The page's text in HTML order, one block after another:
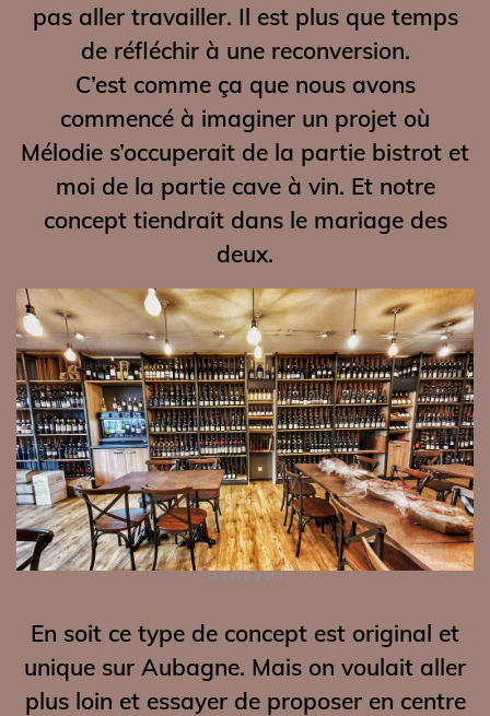
pas aller travailler. Il est plus que temps
de réfléchir à une reconversion.
C’est comme ça que nous avons
commencé à imaginer un projet où
Mélodie s’occuperait de la partie bistrot et
moi de la partie cave à vin. Et notre
concept tiendrait dans le mariage des
deux.
la cave à vin
En soit ce type de concept est original et
unique sur Aubagne. Mais on voulait aller
plus loin et essayer de proposer en centre